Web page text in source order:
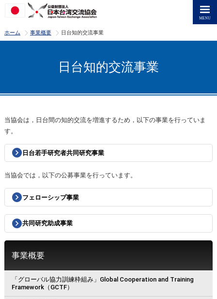
ホーム >
事業概要 >
日台知的交流事業
日台知的交流事業
当協会は，日台間の知的交流を増進するため，以下の事業を行っていま
す。
日台若手研究者共同研究事業
当協会では，以下の公募事業を行っています。
フェローシップ事業
共同研究助成事業
事業概要
「グローバル協力訓練枠組み」Global Cooperation and Training
Framework（GCTF）